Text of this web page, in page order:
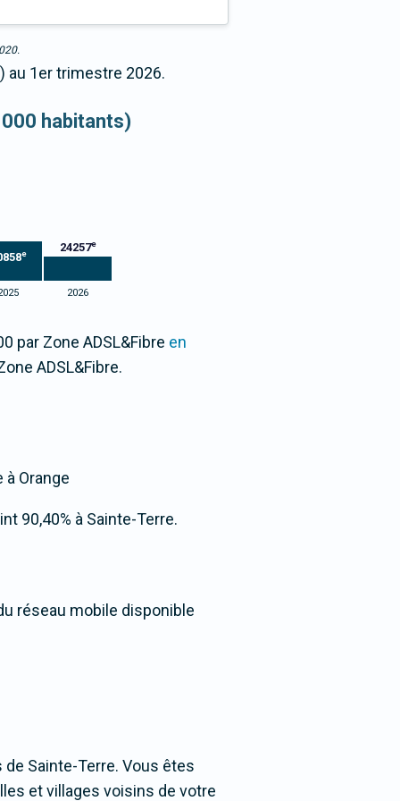
au 1er trimestre 2026.
habitants)
e 24257e
2026
par Zone ADSL&Fibre en
ADSL&Fibre.
Orange
90,40% à Sainte-Terre.
réseau mobile disponible
Sainte-Terre. Vous êtes
et villages voisins de votre